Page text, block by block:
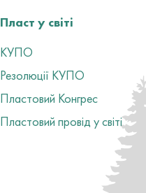
Пласт у світі
КУПО
Резолюції КУПО
Пластовий Конгрес
Пластовий провід у світі